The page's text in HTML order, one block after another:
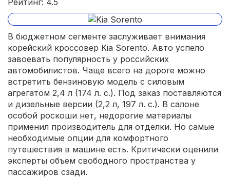
В бюджетном сегменте заслуживает внимания
корейский кроссовер Kia Sorento. Авто успело
завоевать популярность у российских
автомобилистов. Чаще всего на дороге можно
встретить бензиновую модель с силовым
агрегатом 2,4 л (174 л. с.). Под заказ поставляются
и дизельные версии (2,2 л, 197 л. с.). В салоне
особой роскоши нет, недорогие материалы
применил производитель для отделки. Но самые
необходимые опции для комфортного
путешествия в машине есть. Критически оценили
эксперты объем свободного пространства у
пассажиров сзади.